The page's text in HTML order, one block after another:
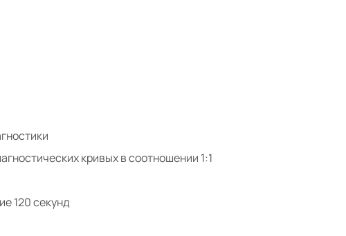
кривых в соотношении 1:1
120 секунд